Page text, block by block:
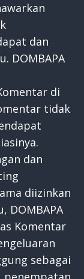
dan
DOMBAPA
di
tidak
dan
diizinkan
DOMBAPA
Komentar
sebagai